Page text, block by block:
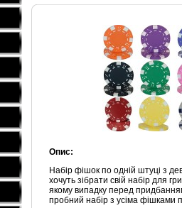
Опис:
Набір фішок по одній штуці з
хочуть зібрати свій набір для
якому випадку перед
пробний набір з усіма фішками